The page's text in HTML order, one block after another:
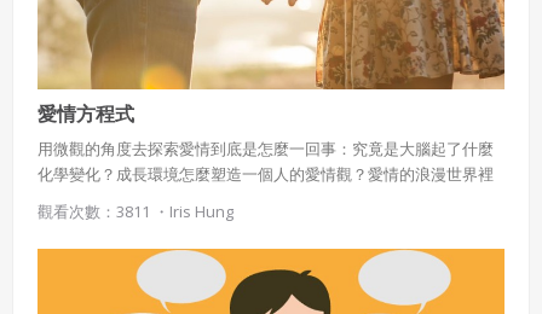
愛情方程式
用微觀的角度去探索愛情到底是怎麼一回事：究竟是大腦起了什麼
化學變化？成長環境怎麼塑造一個人的愛情觀？愛情的浪漫世界裡
又要怎麼用『愛之語』交流，才會最幸福呢？或許可以在這個專案
裡得到一些線索！
觀看次數：3811 ・ Iris Hung